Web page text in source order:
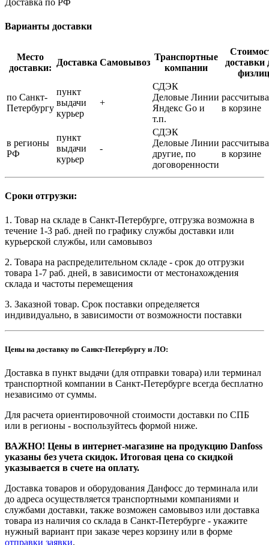
Доставка по РФ
Варианты доставки
Место
доставки:
Доставка Самовывоз
Транспортные
компании
доставки
физлиц
по Санкт-
Петербургу
пункт
выдачи
курьер
+
СДЭК
Деловые Линии
Яндекс Go и
т.п.
в корзине
в регионы
РФ
пункт
выдачи
курьер
-
СДЭК
Деловые Линии
другие, по
договоренности
в корзине
Сроки отгрузки:
1. Товар на складе в Санкт-Петербурге, отгрузка возможна в
течение 1-3 раб. дней по графику службы доставки или
курьерской службы, или самовывоз
2. Товара на распределительном складе - срок до отгрузки
товара 1-7 раб. дней, в зависимости от местонахождения
склада и частоты перемещения
3. Заказной товар. Срок поставки определяется
индивидуально, в зависимости от возможности поставки
Цены на доставку по Санкт-Петербургу и ЛО:
Доставка в пункт выдачи (для отправки товара) или терминал
транспортной компании в Санкт-Петербурге всегда бесплатно
независимо от суммы.
Для расчета ориентировочной стоимости доставки по СПБ
или в регионы - воспользуйтесь формой ниже.
ВАЖНО! Цены в интернет-магазине на продукцию Danfoss
указаны без учета скидок. Итоговая цена со скидкой
указывается в счете на оплату.
Доставка товаров и оборудования Данфосс до терминала или
до адреса осуществляется транспортными компаниями и
службами доставки, также возможен самовывоз или доставка
товара из наличия со склада в Санкт-Петербурге - укажите
нужный вариант при заказе через корзину или в форме
отправки заявки.